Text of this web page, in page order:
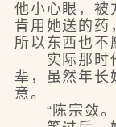
他小心眼，被
肯用她送的药
所以东西也不
实际那时他
辈，虽然年长
意。
“陈宗敛。